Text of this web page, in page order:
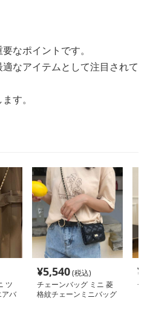
なポイントです。
なアイテムとして注目されて
す。
ツ
アバ
¥5,540(税込)
チェーンバッグ ミニ 菱
格紋チェーンミニバッグ
¥
チェ